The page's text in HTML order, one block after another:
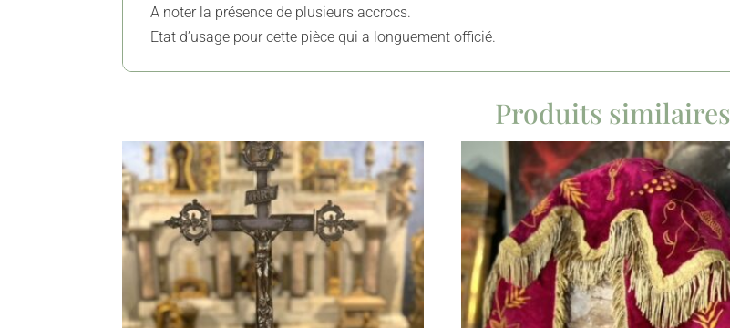
A noter la présence de plusieurs accrocs.
Etat d’usage pour cette pièce qui a longuement officié.
Produits similaires